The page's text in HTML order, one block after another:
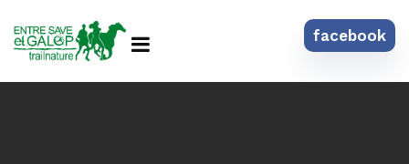
facebook